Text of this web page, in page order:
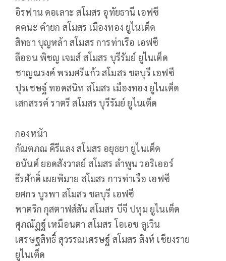
อิรฟาน ดอเลาะ สโมสร อุทัยธานี เอฟซี
คคนะ คำยก สโมสร เมืองทอง ยูไนเต็ด
สิทธา บุญหล้า สโมสร การท่าเรือ เอฟซี
ลีออน พิชญ เจมส์ สโมสร บุรีรัมย์ ยูไนเต็ด
ชาญณรงค์ พรมศรีแก้ว สโมสร ชลบุรี เอฟซี
ปุรเชษฐ์ ทอดสนิท สโมสร เมืองทอง ยูไนเต็ด
เสกสรรค์ ราตรี สโมสร บุรีรัมย์ ยูไนเต็ด
กองหน้า
กัณตภณ คีรีแลง สโมสร อยุธยา ยูไนเต็ด
อนันต์ ยอดสังวาลย์ สโมสร ลำพูน วอริเออร์
ธีรศักดิ์ เผยพิมาย สโมสร การท่าเรือ เอฟซี
ยศกร บูรพา สโมสร ชลบุรี เอฟซี
พาตริก กุสตาฟส์สัน สโมสร บีจี ปทุม ยูไนเต็ด
ศุภณัฏฐ์ เหมือนตา สโมสร โอเอช ลูเวิน
เศรษฐสิทธิ์ สุวรรณเศรษฐ์ สโมสร สิงห์ เชียงราย
ยูไนเต็ด